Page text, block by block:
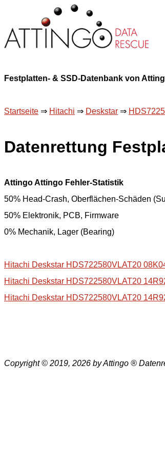
Festplatten- & SSD-Datenbank von
Startseite ⇒ Hitachi ⇒ Deskstar ⇒
Datenrettung
Attingo Attingo Fehler-Statistik
50% Head-Crash, Oberflächen-Schäden
50% Elektronik, PCB, Firmware
0% Mechanik, Lager (Bearing)
Hitachi Deskstar HDS722580VLAT20
Hitachi Deskstar HDS722580VLAT20
Hitachi Deskstar HDS722580VLAT20
Copyright © 2019, 2026 by Attingo ®